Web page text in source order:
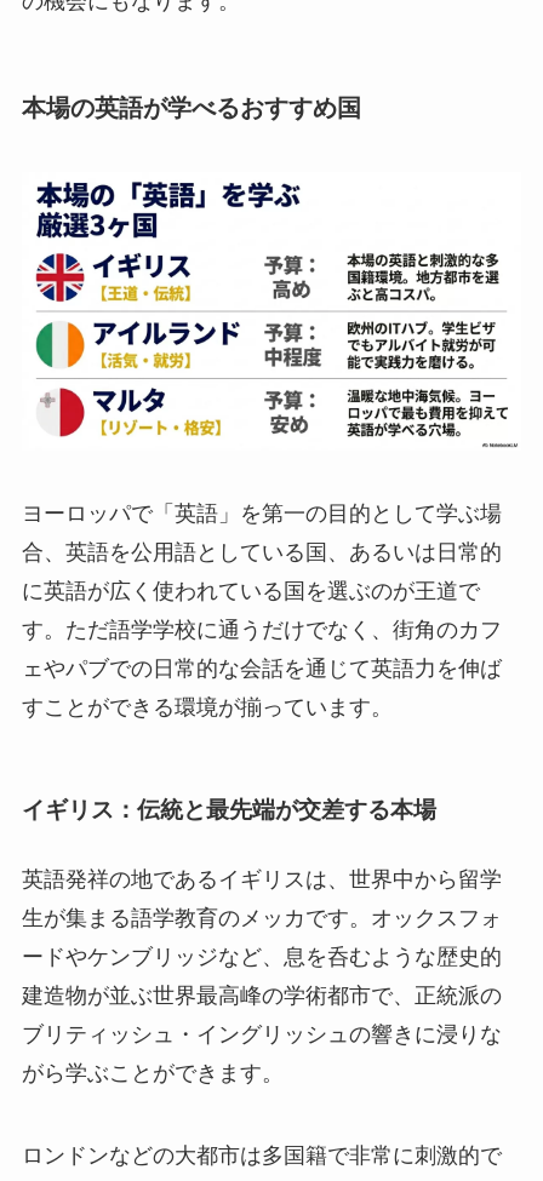
本場の英語が学べるおすすめ国
ヨーロッパで「英語」を第一の目的として学ぶ場
合、英語を公用語としている国、あるいは日常的
に英語が広く使われている国を選ぶのが王道で
す。ただ語学学校に通うだけでなく、街角のカフ
ェやパブでの日常的な会話を通じて英語力を伸ば
すことができる環境が揃っています。
イギリス：伝統と最先端が交差する本場
英語発祥の地であるイギリスは、世界中から留学
生が集まる語学教育のメッカです。オックスフォ
ードやケンブリッジなど、息を呑むような歴史的
建造物が並ぶ世界最高峰の学術都市で、正統派の
ブリティッシュ・イングリッシュの響きに浸りな
がら学ぶことができます。
ロンドンなどの大都市は多国籍で非常に刺激的で